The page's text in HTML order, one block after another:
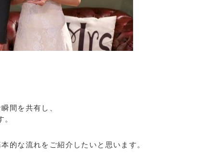
間を共有し、
的な流れをご紹介したいと思います。